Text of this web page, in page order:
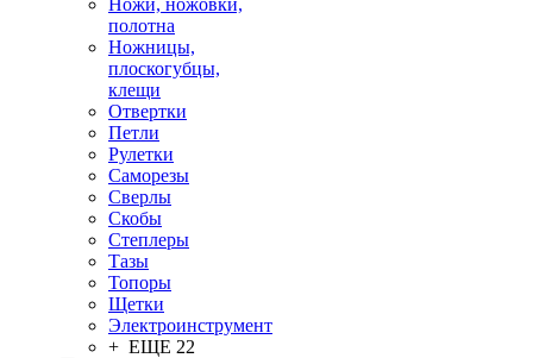
Ножи, ножовки,
полотна
Ножницы,
плоскогубцы,
клещи
Отвертки
Петли
Рулетки
Саморезы
Сверлы
Скобы
Степлеры
Тазы
Топоры
Щетки
Электроинструмент
+ ЕЩЕ 22